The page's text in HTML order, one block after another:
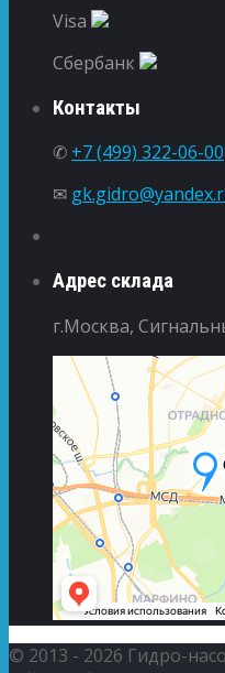
Visa
Сбербанк
Контакты
✆ +7 (499) 322-06-00
✉
Адрес склада
г.Москва,
© 2013 - 2026 Гидро-